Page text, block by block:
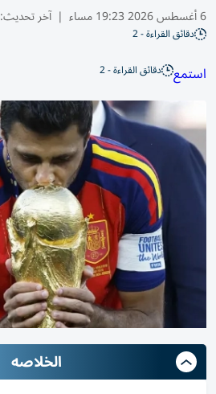
6 أغسطس 2026 19:23 مساء | آخر تحديث:
دقائق القراءة - 2
استمع دقائق القراءة - 2
الخلاصه